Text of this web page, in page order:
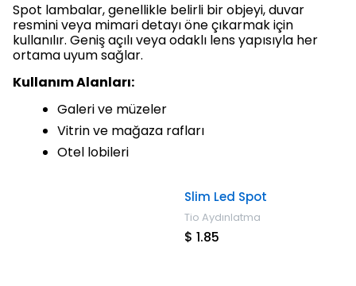
Spot lambalar, genellikle belirli bir objeyi, duvar
resmini veya mimari detayı öne çıkarmak için
kullanılır. Geniş açılı veya odaklı lens yapısıyla her
ortama uyum sağlar.
Kullanım Alanları:
Galeri ve müzeler
Vitrin ve mağaza rafları
Otel lobileri
Slim Led Spot
Tio Aydınlatma
$ 1.85